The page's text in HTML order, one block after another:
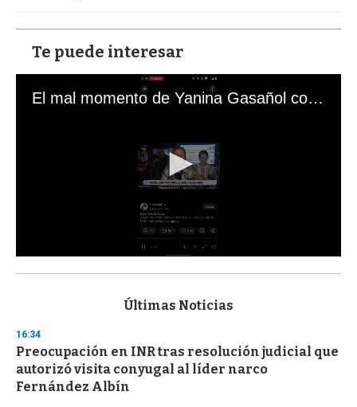
Te puede interesar
El mal momento de Yanina Gasañol con un hincha argentino en "Subrayado"
s
d
s
o
f
3
Últimas Noticias
16:34
Preocupación en INR tras resolución judicial que
autorizó visita conyugal al líder narco
Fernández Albín